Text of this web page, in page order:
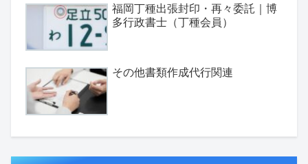
福岡丁種出張封印・再々委託｜博
多行政書士（丁種会員）
その他書類作成代行関連